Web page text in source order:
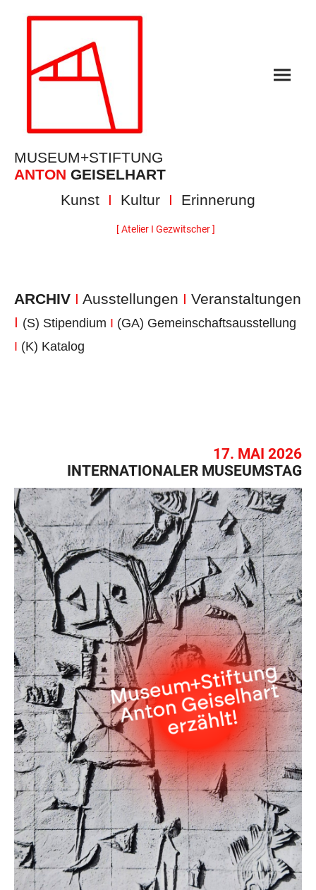
MUSEUM+STIFTUNG
ANTON GEISELHART
Kunst
I Kultur I Erinnerung
[ Atelier I Gezwitscher ]
ARCHIV I Ausstellungen I Veranstaltungen
I (S) Stipendium I (GA) Gemeinschaftsausstellung
I (K) Katalog
17. MAI 2026
INTERNATIONALER MUSEUMSTAG